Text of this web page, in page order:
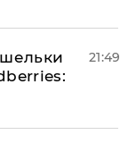
21:49